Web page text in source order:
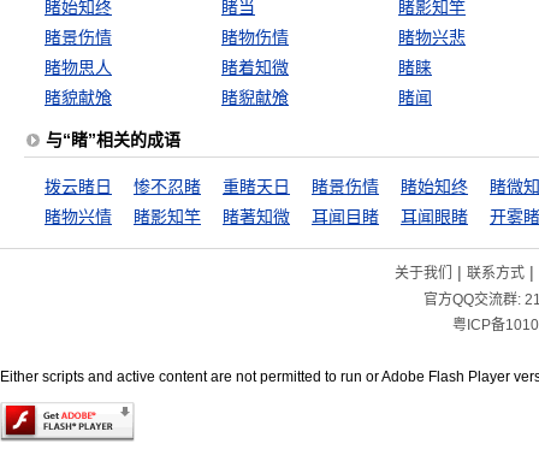
睹始知终 睹当
睹影知竿
睹景伤情
睹物伤情
睹物兴悲
睹物思人
睹着知微
睹睐
睹貌献飧
睹貎献飧 睹闻
与“睹”相关的成语
拨云睹日 惨不忍睹 重睹天日 睹景伤情 睹始知终
睹微
睹物兴情
睹影知竿 睹著知微 耳闻目睹 耳闻眼睹 开雾
关于我们 | 联系方式|
官方QQ交流群:
粤ICP备
Either scripts and active content are not permitted to run or Adobe Flash Player